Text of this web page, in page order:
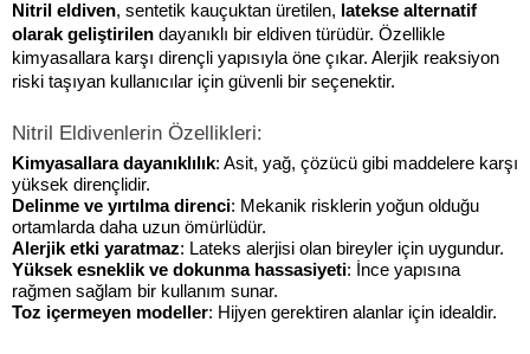
Nitril eldiven, sentetik kauçuktan üretilen, latekse alternatif
olarak geliştirilen dayanıklı bir eldiven türüdür. Özellikle
kimyasallara karşı dirençli yapısıyla öne çıkar. Alerjik reaksiyon
riski taşıyan kullanıcılar için güvenli bir seçenektir.
Nitril Eldivenlerin Özellikleri:
Kimyasallara dayanıklılık: Asit, yağ, çözücü gibi maddelere karşı
yüksek dirençlidir.
Delinme ve yırtılma direnci: Mekanik risklerin yoğun olduğu
ortamlarda daha uzun ömürlüdür.
Alerjik etki yaratmaz: Lateks alerjisi olan bireyler için uygundur.
Yüksek esneklik ve dokunma hassasiyeti: İnce yapısına
rağmen sağlam bir kullanım sunar.
Toz içermeyen modeller: Hijyen gerektiren alanlar için idealdir.